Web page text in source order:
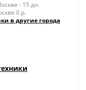
- 15 дн.
0 р.
в другие города